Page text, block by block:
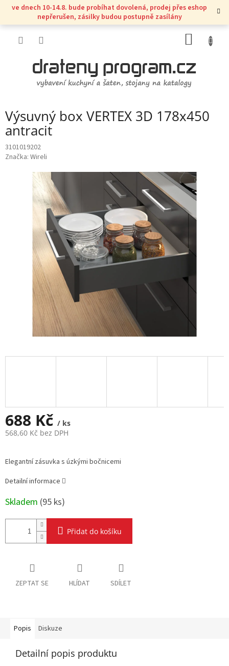
Přejít
obsah
ve dnech 10-14.8. bude probíhat dovolená, prodej přes eshop
nepřerušen, zásilky budou postupně zasílány
KOŠÍK
Výsuvný box VERTEX 3D 178x450
antracit
3101019202
Značka: Wireli
688 Kč / ks
568,60 Kč bez DPH
cena:
Elegantní zásuvka s úzkými bočnicemi
Detailní informace
Skladem (95 ks)
Přidat do košíku
ZEPTAT SE HLÍDAT SDÍLET
Popis Diskuze
Detailní popis produktu